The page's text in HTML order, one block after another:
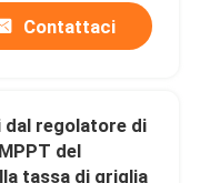
Contattaci
dal regolatore di
del
tassa di griglia